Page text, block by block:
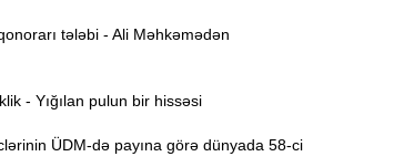
tələbi - Ali Məhkəmədən
- Yığılan pulun bir hissəsi
ÜDM-də payına görə dünyada 58-ci